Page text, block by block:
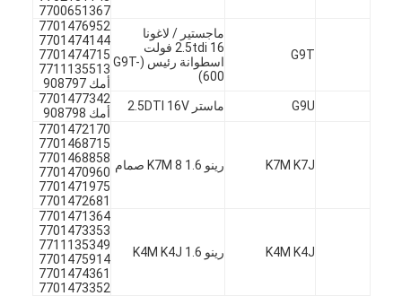
7700651367
G9T
ماجستير / لاغونا
2.5tdi 16 فولت
اسطوانة رئيس (G9T-
600)
7701476952
7701474144
7701474715
7711135513
أمك 908797
G9U
ماستر 2.5DTI 16V
7701477342
أمك 908798
K7M K7J رينو 1.6 K7M 8 صمام
7701472170
7701468715
7701468858
7701470960
7701471975
7701472681
K4M K4J رينو 1.6 K4M K4J
7701471364
7701473353
7711135349
7701475914
7701474361
7701473352